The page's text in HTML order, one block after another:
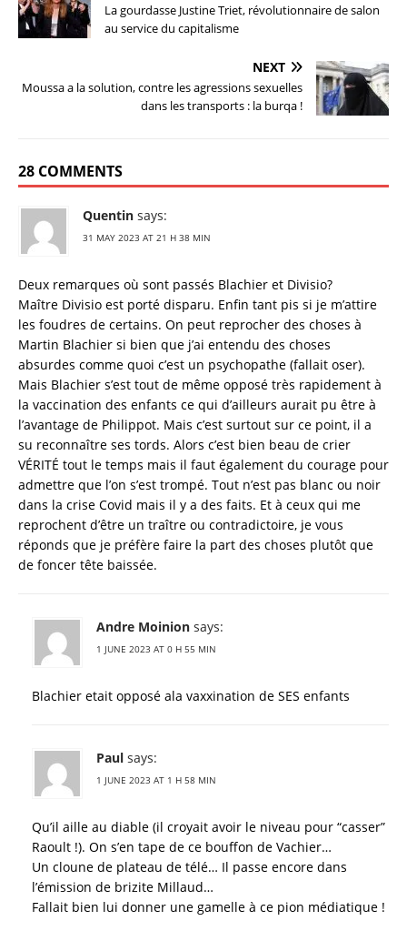
La gourdasse Justine Triet, révolutionnaire de salon
au service du capitalisme
NEXT
Moussa a la solution, contre les agressions sexuelles
dans les transports : la burqa !
28 COMMENTS
Quentin says:
31 MAY 2023 AT 21 H 38 MIN
Deux remarques où sont passés Blachier et Divisio?
Maître Divisio est porté disparu. Enfin tant pis si je m’attire
les foudres de certains. On peut reprocher des choses à
Martin Blachier si bien que j’ai entendu des choses
absurdes comme quoi c’est un psychopathe (fallait oser).
Mais Blachier s’est tout de même opposé très rapidement à
la vaccination des enfants ce qui d’ailleurs aurait pu être à
l’avantage de Philippot. Mais c’est surtout sur ce point, il a
su reconnaître ses tords. Alors c’est bien beau de crier
VÉRITÉ tout le temps mais il faut également du courage pour
admettre que l’on s’est trompé. Tout n’est pas blanc ou noir
dans la crise Covid mais il y a des faits. Et à ceux qui me
reprochent d’être un traître ou contradictoire, je vous
réponds que je préfère faire la part des choses plutôt que
de foncer tête baissée.
Andre Moinion says:
1 JUNE 2023 AT 0 H 55 MIN
Blachier etait opposé ala vaxxination de SES enfants
Paul says:
1 JUNE 2023 AT 1 H 58 MIN
Qu’il aille au diable (il croyait avoir le niveau pour “casser”
Raoult !). On s’en tape de ce bouffon de Vachier…
Un cloune de plateau de télé… Il passe encore dans
l’émission de brizite Millaud…
Fallait bien lui donner une gamelle à ce pion médiatique !